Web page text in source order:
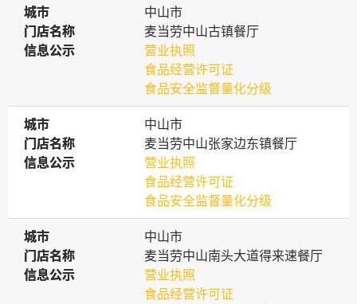
城市
城市
中山市
门店名称
门店名称
麦当劳中山古镇餐厅
信息公示
信息公示
营业执照
食品经营许可证
食品安全监督量化分级
城市
城市
中山市
门店名称
门店名称
麦当劳中山张家边东镇餐厅
信息公示
信息公示
营业执照
食品经营许可证
食品安全监督量化分级
城市
城市
中山市
门店名称
门店名称
麦当劳中山南头大道得来速餐厅
信息公示
信息公示
营业执照
食品经营许可证